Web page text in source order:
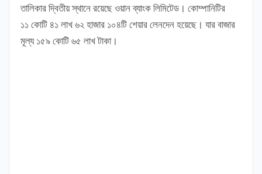
তালিকার দ্বিতীয় স্থানে রয়েছে ওয়ান ব্যাংক লিমিটেড। কোম্পানিটির
১১ কোটি ৪১ লাখ ৬২ হাজার ১০৪টি শেয়ার লেনদেন হয়েছে। যার বাজার
মূল্য ১৫৯ কোটি ৬৫ লাখ টাকা।